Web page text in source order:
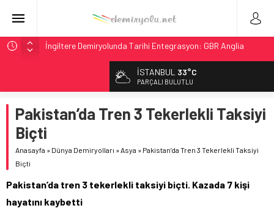
İngiltere Demiryolunda Tarihi Entegrasyon: GBR Anglia
Malezya Havayolları, TGV ile 28 Fransız Şehrine Tek Bilet
ÖBB ve RFI’dan Brenner’da 15 Günlük Bakım: Tren Seferleri
Duruyor
NS, Temmuz 2026’dan İtibaren Koltukta Bagaja Kalıcı
Yasak, Ceza Yok
GB Railfreight İngiltere’de Lider, Class 99’lar 2026’da Yolda
İSTANBUL 33°C
PARÇALI BULUTLU
Pakistan’da Tren 3 Tekerlekli Taksiyi
Biçti
Anasayfa » Dünya Demiryolları »Asya » Pakistan’da Tren 3 Tekerlekli Taksiyi
Biçti
Pakistan’da tren 3 tekerlekli taksiyi biçti. Kazada 7 kişi
hayatını kaybetti